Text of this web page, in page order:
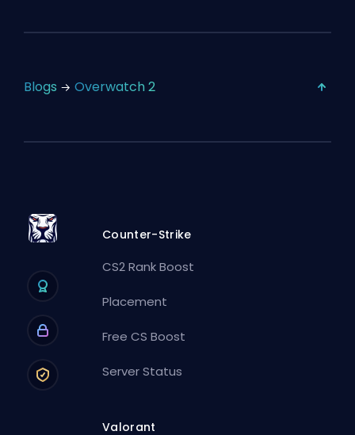
Blogs Overwatch 2
Counter-Strike
CS2 Rank Boost
Placement
Free CS Boost
Server Status
Valorant